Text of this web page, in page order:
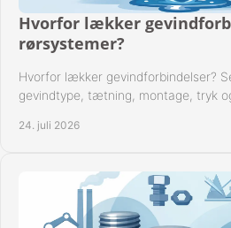
Hvorfor lækker
rørsystemer?
Hvorfor lækker gevindforbindelser?
gevindtype, tætning, montage, tryk
24. juli 2026